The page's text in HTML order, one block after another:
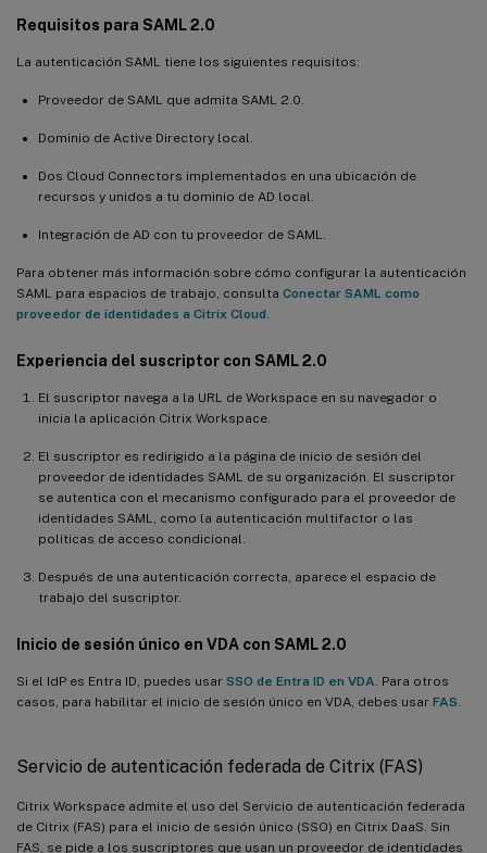
Requisitos para SAML 2.0
La autenticación SAML tiene los siguientes requisitos:
Proveedor de SAML que admita SAML 2.0.
Dominio de Active Directory local.
Dos Cloud Connectors implementados en una ubicación de
recursos y unidos a tu dominio de AD local.
Integración de AD con tu proveedor de SAML.
Para obtener más información sobre cómo configurar la autenticación
SAML para espacios de trabajo, consulta Conectar SAML como
proveedor de identidades a Citrix Cloud.
Experiencia del suscriptor con SAML 2.0
El suscriptor navega a la URL de Workspace en su navegador o
inicia la aplicación Citrix Workspace.
El suscriptor es redirigido a la página de inicio de sesión del
proveedor de identidades SAML de su organización. El suscriptor
se autentica con el mecanismo configurado para el proveedor de
identidades SAML, como la autenticación multifactor o las
políticas de acceso condicional.
Después de una autenticación correcta, aparece el espacio de
trabajo del suscriptor.
Inicio de sesión único en VDA con SAML 2.0
Si el IdP es Entra ID, puedes usar SSO de Entra ID en VDA. Para otros
casos, para habilitar el inicio de sesión único en VDA, debes usar FAS.
Servicio de autenticación federada de Citrix (FAS)
Citrix Workspace admite el uso del Servicio de autenticación federada
de Citrix (FAS) para el inicio de sesión único (SSO) en Citrix DaaS. Sin
FAS, se pide a los suscriptores que usan un proveedor de identidades